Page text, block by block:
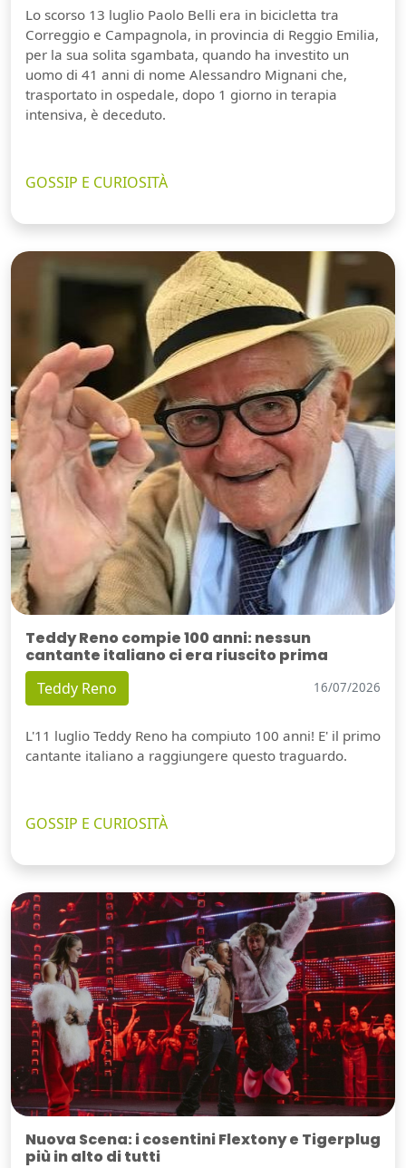
Lo scorso 13 luglio Paolo Belli era in bicicletta tra
Correggio e Campagnola, in provincia di Reggio Emilia,
per la sua solita sgambata, quando ha investito un
uomo di 41 anni di nome Alessandro Mignani che,
trasportato in ospedale, dopo 1 giorno in terapia
intensiva, è deceduto.
GOSSIP E CURIOSITÀ
Teddy Reno compie 100 anni: nessun
cantante italiano ci era riuscito prima
Teddy Reno 16/07/2026
L'11 luglio Teddy Reno ha compiuto 100 anni! E' il primo
cantante italiano a raggiungere questo traguardo.
GOSSIP E CURIOSITÀ
Nuova Scena: i cosentini Flextony e Tigerplug
più in alto di tutti